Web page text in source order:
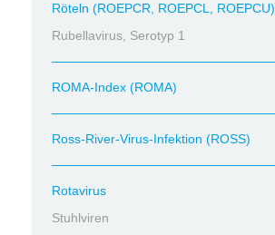
Röteln (ROEPCR, ROEPCL, ROEPCU)
Rubellavirus, Serotyp 1
ROMA-Index (ROMA)
Ross-River-Virus-Infektion (ROSS)
Rotavirus
Stuhlviren